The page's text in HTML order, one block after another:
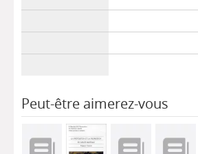
Peut-être aimerez-vous